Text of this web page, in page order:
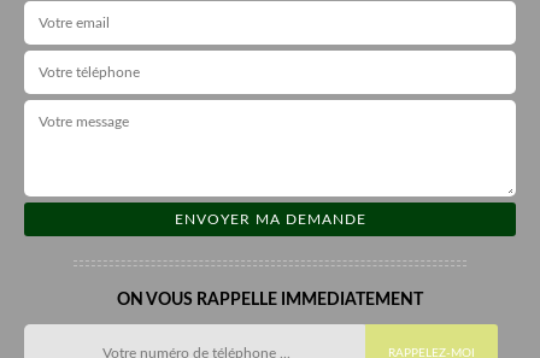
ON VOUS RAPPELLE IMMEDIATEMENT